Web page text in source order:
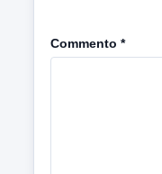
Commento *